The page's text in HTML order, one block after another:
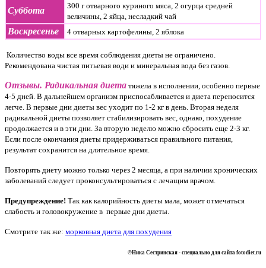
Суббота
300 г отварного куриного мяса, 2 огурца средней
величины, 2 яйца, несладкий чай
Воскресенье 4 отварных картофелины, 2 яблока
Количество воды все время соблюдения диеты не ограничено.
Рекомендована чистая питьевая води и минеральная вода без газов.
Отзывы. Радикальная диета тяжела в исполнении, особенно первые
4-5 дней. В дальнейшем организм приспосабливается и диета переносится
легче. В первые дни диеты вес уходит по 1-2 кг в день. Вторая неделя
радикальной диеты позволяет стабилизировать вес, однако, похудение
продолжается и в эти дни. За вторую неделю можно сбросить еще 2-3 кг.
Если после окончания диеты придерживаться правильного питания,
результат сохранится на длительное время.
Повторять диету можно только через 2 месяца, а при наличии хронических
заболеваний следует проконсультироваться с лечащим врачом.
Предупреждение! Так как калорийность диеты мала, может отмечаться
слабость и головокружение в первые дни диеты.
Смотрите так же: морковная диета для похудения
©Ника Сестринская - специально для сайта fotodiet.ru